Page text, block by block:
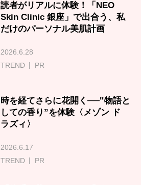
読者がリアルに体験！「NEO
Skin Clinic 銀座」で出合う、私
だけのパーソナル美肌計画
2026.6.28
TREND
PR
時を経てさらに花開く──‟物語と
しての香り”を体験〈メゾン ド
ラズィ〉
2026.6.17
TREND
PR